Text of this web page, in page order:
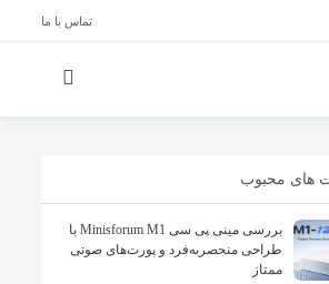
تماس با ما
های محبوب
بررسی مینی پی ‌سی Minisforum M1 با
طراحی منحصربه‌فرد و پورت‌های صوتی
ممتاز